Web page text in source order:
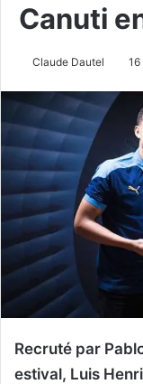
Canuti
Claude Dautel
Recruté par
estival, Luis